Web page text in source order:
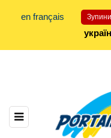
en français